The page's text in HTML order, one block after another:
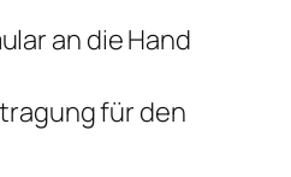
an die Hand
für den